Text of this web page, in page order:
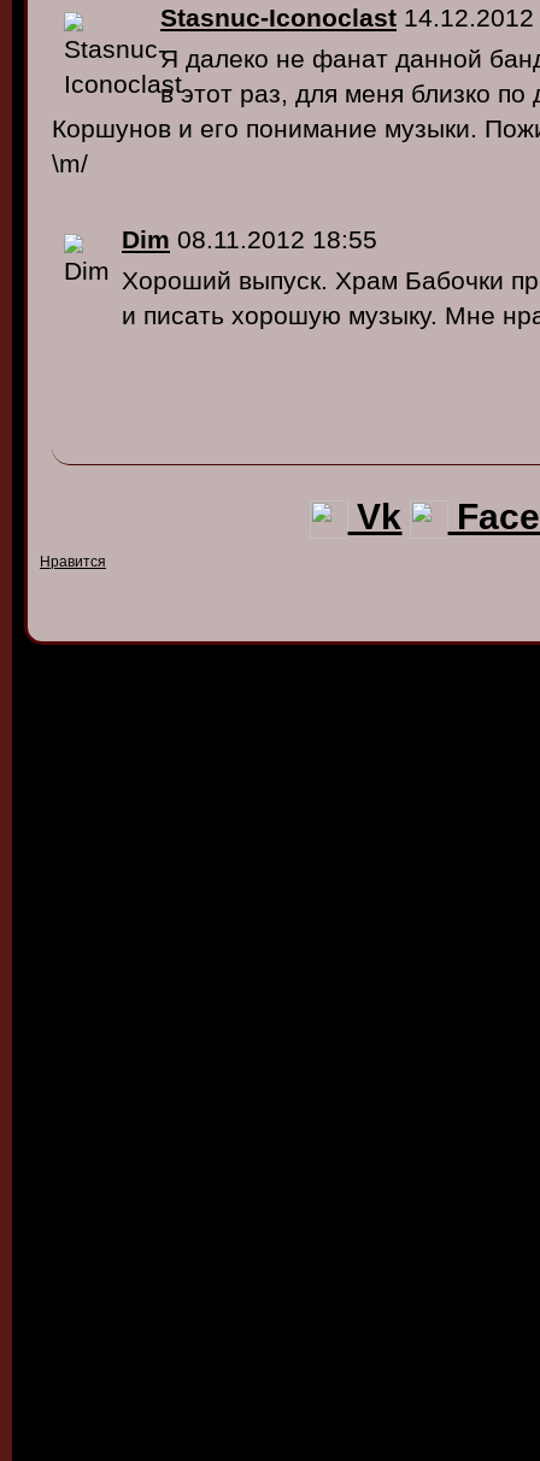
Stasnuc-Iconoclast
Я далеко не фанат данной
в этот раз, для меня близко
Коршунов и его понимание музыки.
\m/
Dim 08.11.2012 18:55
Хороший выпуск. Храм Бабочки
и писать хорошую музыку. Мне
Vk
Нравится